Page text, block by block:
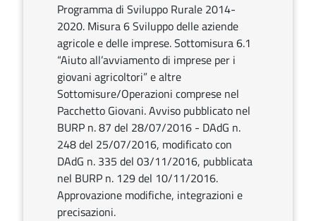
Programma di Sviluppo Rurale 2014-
2020. Misura 6 Sviluppo delle aziende
agricole e delle imprese. Sottomisura 6.1
“Aiuto all’avviamento di imprese per i
giovani agricoltori” e altre
Sottomisure/Operazioni comprese nel
Pacchetto Giovani. Avviso pubblicato nel
BURP n. 87 del 28/07/2016 - DAdG n.
248 del 25/07/2016, modificato con
DAdG n. 335 del 03/11/2016, pubblicata
nel BURP n. 129 del 10/11/2016.
Approvazione modifiche, integrazioni e
precisazioni.